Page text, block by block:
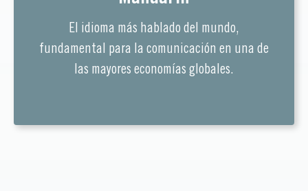
El idioma más hablado del mundo,
fundamental para la comunicación en una de
las mayores economías globales.